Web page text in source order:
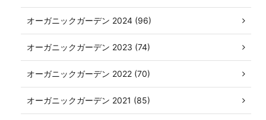
オーガニックガーデン 2024 (96)
オーガニックガーデン 2023 (74)
オーガニックガーデン 2022 (70)
オーガニックガーデン 2021 (85)